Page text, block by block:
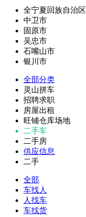
全宁夏回族自治区
中卫市
固原市
吴忠市
石嘴山市
银川市
全部分类
灵山拼车
招聘求职
房屋出租
旺铺仓库场地
二手车
二手房
供应信息
二手
全部
车找人
人找车
车找货